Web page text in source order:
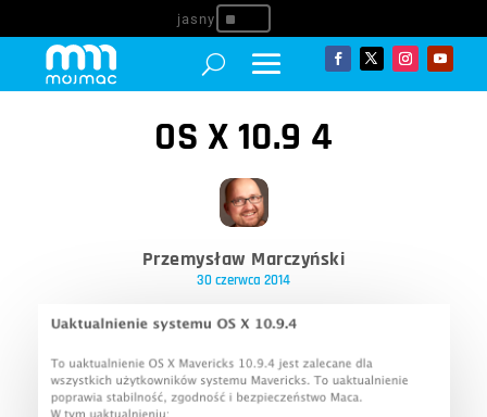
^
OS X 10.9 4
Przemysław Marczyński
30 czerwca 2014